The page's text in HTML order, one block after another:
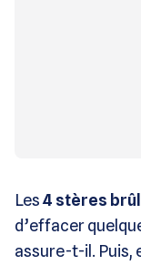
Les4 stères
d’effacer
assure-t-il. Puis,